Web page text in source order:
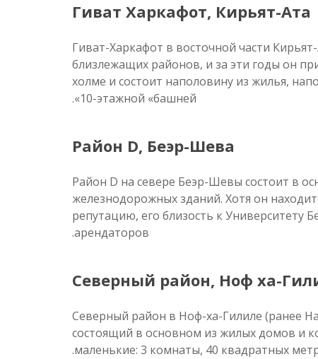
Гиват Харкафот, Кирьят-Ата
Гиват-Харкафот в восточной части
близлежащих районов, и за эти годы он
холме и состоит наполовину из жилья,
10-этажной «башней».
Район D, Беэр-Шева
Район D на севере Беэр-Шевы состоит в
железнодорожных зданий. Хотя он
репутацию, его близость к Университету
арендаторов.
Северный район, Ноф ха-
Северный район в Ноф-ха-Гилиле (ранее
состоящий в основном из жилых домов и
маленькие: 3 комнаты, 40 квадратных